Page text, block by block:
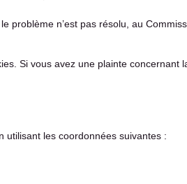
problème n’est pas résolu, au
Si vous avez une plainte concernant
utilisant les coordonnées suivantes :